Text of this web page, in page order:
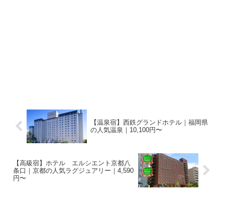
【温泉宿】西鉄グランドホテル｜福岡県
の人気温泉｜10,100円〜
【高級宿】ホテル エルシエント京都八
条口｜京都の人気ラグジュアリー｜4,590
円〜